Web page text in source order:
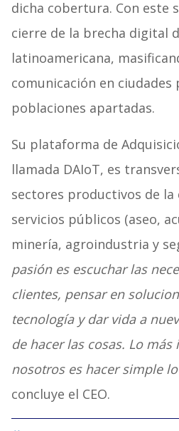
dicha cobertura. Con este
cierre de la brecha digital
latinoamericana,
comunicación en ciudades
poblaciones apartadas.
Su plataforma de
llamada DAIoT, es
sectores productivos de la
servicios públicos (aseo,
minería, agroindustria y
pasión es escuchar las
clientes, pensar en
tecnología y dar vida a
de hacer las cosas. Lo
nosotros es hacer simple
concluye el CEO.